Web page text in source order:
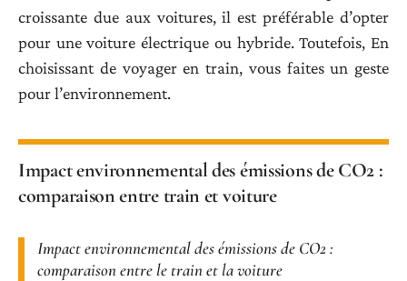
croissante due aux voitures, il est préférable d’opter
pour une voiture électrique ou hybride. Toutefois, En
choisissant de voyager en train, vous faites un geste
pour l’environnement.
Impact environnemental des émissions de CO2 :
comparaison entre train et voiture
Impact environnementaldesémissions de CO2 :
comparaison entre le train et la voiture